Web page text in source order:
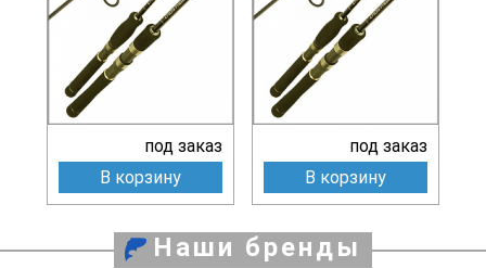
под заказ
В корзину
под заказ
В корзину
Наши бренды